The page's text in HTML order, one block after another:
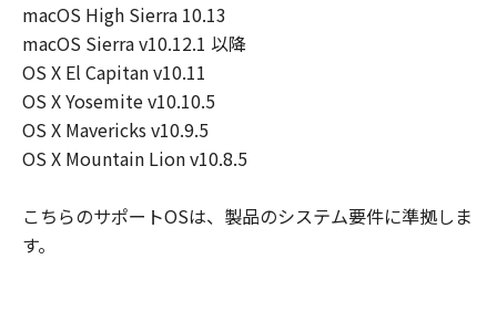
macOS High Sierra 10.13
macOS Sierra v10.12.1 以降
OS X El Capitan v10.11
OS X Yosemite v10.10.5
OS X Mavericks v10.9.5
OS X Mountain Lion v10.8.5
こちらのサポートOSは、製品のシステム要件に準拠しま
す。